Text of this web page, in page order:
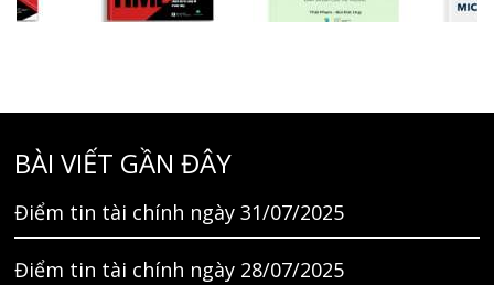
BÀI VIẾT GẦN ĐÂY
Điểm tin tài chính ngày 31/07/2025
Điểm tin tài chính ngày 28/07/2025